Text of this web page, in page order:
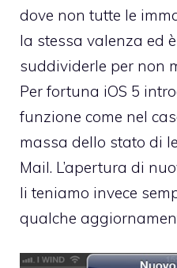
dove non tutte le
la stessa valenza ed
suddividerle per non
Per fortuna iOS 5
funzione come nel
massa dello stato di
Mail. L’apertura di
li teniamo invece
qualche